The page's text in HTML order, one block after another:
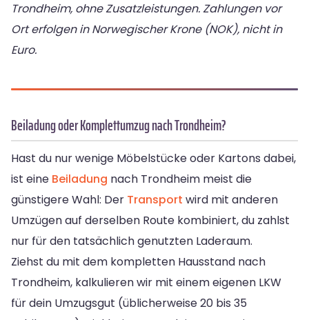
Trondheim, ohne Zusatzleistungen. Zahlungen vor
Ort erfolgen in Norwegischer Krone (NOK), nicht in
Euro.
Beiladung oder Komplettumzug nach Trondheim?
Hast du nur wenige Möbelstücke oder Kartons dabei,
ist eine Beiladung nach Trondheim meist die
günstigere Wahl: Der Transport wird mit anderen
Umzügen auf derselben Route kombiniert, du zahlst
nur für den tatsächlich genutzten Laderaum.
Ziehst du mit dem kompletten Hausstand nach
Trondheim, kalkulieren wir mit einem eigenen LKW
für dein Umzugsgut (üblicherweise 20 bis 35